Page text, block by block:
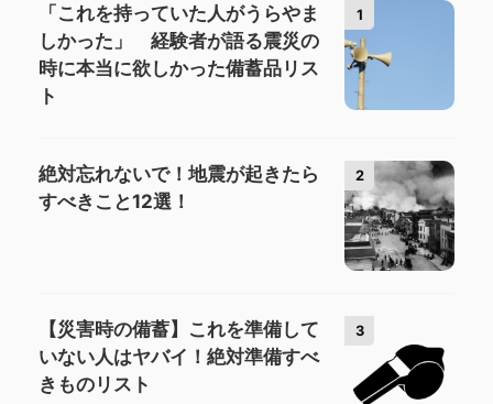
1
「これを持っていた人がうらやま
しかった」 経験者が語る震災の
時に本当に欲しかった備蓄品リス
ト
2
絶対忘れないで！地震が起きたら
すべきこと12選！
3
【災害時の備蓄】これを準備して
いない人はヤバイ！絶対準備すべ
きものリスト